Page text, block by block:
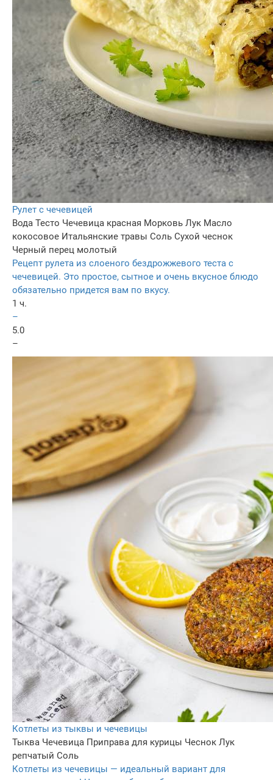
Рулет с чечевицей
Вода Тесто Чечевица красная Морковь Лук Масло
кокосовое Итальянские травы Соль Сухой чеснок
Черный перец молотый
Рецепт рулета из слоеного бездрожжевого теста с
чечевицей. Это простое, сытное и очень вкусное блюдо
обязательно придется вам по вкусу.
1 ч.
–
5.0
–
Котлеты из тыквы и чечевицы
Тыква Чечевица Приправа для курицы Чеснок Лук
репчатый Соль
Котлеты из чечевицы — идеальный вариант для